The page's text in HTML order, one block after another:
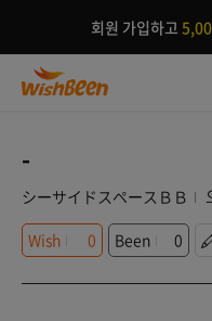
회원 가입하고
-
シーサイドスペースＢＢ
Wish
0 Been 0